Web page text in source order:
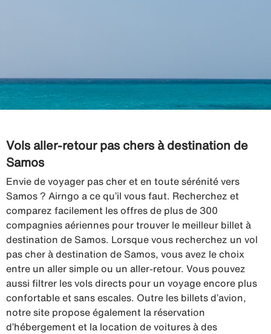
Vols aller-retour pas chers à destination de
Samos
Envie de voyager pas cher et en toute sérénité vers
Samos ? Airngo a ce qu’il vous faut. Recherchez et
comparez facilement les offres de plus de 300
compagnies aériennes pour trouver le meilleur billet à
destination de Samos. Lorsque vous recherchez un vol
pas cher à destination de Samos, vous avez le choix
entre un aller simple ou un aller-retour. Vous pouvez
aussi filtrer les vols directs pour un voyage encore plus
confortable et sans escales. Outre les billets d’avion,
notre site propose également la réservation
d’hébergement et la location de voitures à des